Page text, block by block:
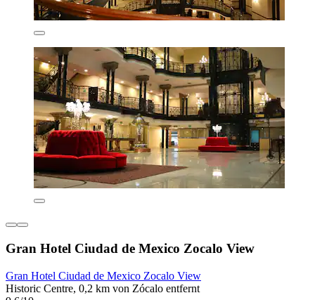
Gran Hotel Ciudad de Mexico Zocalo View
Gran Hotel Ciudad de Mexico Zocalo View
Historic Centre, 0,2 km von Zócalo entfernt